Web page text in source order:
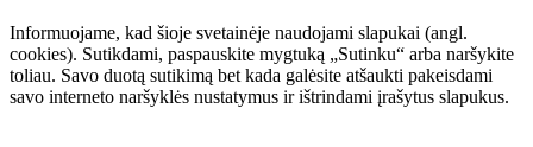
Informuojame, kad šioje svetainėje naudojami slapukai (angl.
cookies). Sutikdami, paspauskite mygtuką „Sutinku“ arba naršykite
toliau. Savo duotą sutikimą bet kada galėsite atšaukti pakeisdami
savo interneto naršyklės nustatymus ir ištrindami įrašytus slapukus.